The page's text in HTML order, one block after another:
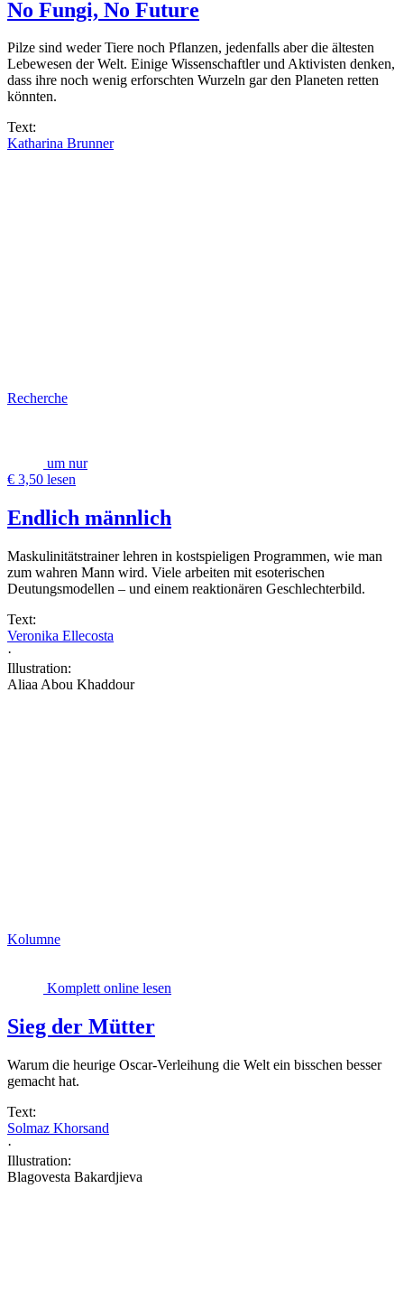
No Fungi, No Future
Pilze sind weder Tiere noch Pflanzen, jedenfalls aber die ältesten
Lebewesen der Welt. Einige Wissenschaftler und Aktivisten denken,
dass ihre noch wenig erforschten Wurzeln gar den Planeten retten
könnten.
Text:
Katharina Brunner
Recherche
um nur
€ 3,50 lesen
Endlich männlich
Maskulinitätstrainer lehren in kostspieligen Programmen, wie man
zum wahren Mann wird. Viele arbeiten mit esoterischen
Deutungsmodellen – und einem reaktionären Geschlechterbild.
Text:
Veronika Ellecosta
·
Illustration:
Aliaa Abou Khaddour
Kolumne
Komplett online lesen
Sieg der Mütter
Warum die heurige Oscar-Verleihung die Welt ein bisschen besser
gemacht hat.
Text:
Solmaz Khorsand
·
Illustration:
Blagovesta Bakardjieva